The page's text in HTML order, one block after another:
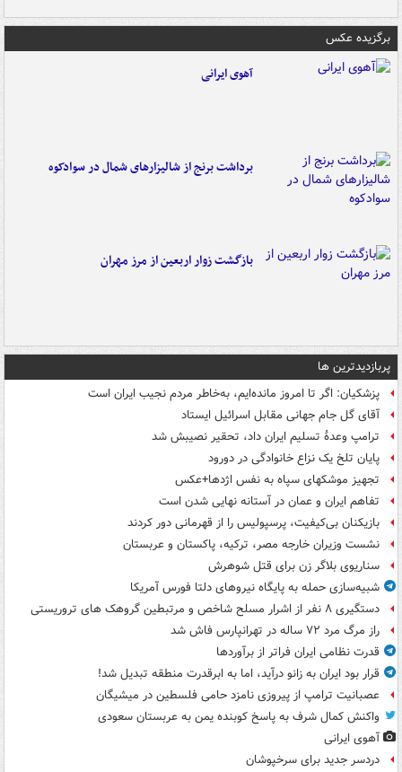
برگزیده عکس
آهوی ایرانی
برداشت برنج از شالیزارهای شمال در سوادکوه
بازگشت زوار اربعین از مرز مهران
پربازدیدترین ها
پزشکیان: اگر تا امروز مانده‌ایم، به‌خاطر مردم نجیب ایران است
آقای گل جام جهانی مقابل اسرائیل ایستاد
ترامپ وعدۀ تسلیم ایران داد، تحقیر نصیبش شد
پایان تلخ یک نزاع خانوادگی در دورود
تجهیز موشکهای سپاه به نفس اژدها+عکس
تفاهم ایران و عمان در آستانه نهایی شدن است
بازیکنان بی‌کیفیت، پرسپولیس را از قهرمانی دور کردند
نشست وزیران خارجه مصر، ترکیه، پاکستان و عربستان
سناریوی بلاگر زن برای قتل شوهرش
شبیه‌سازی حمله به پایگاه نیروهای دلتا فورس آمریکا
دستگیری ۸ نفر از اشرار مسلح شاخص و مرتبطین گروهک های تروریستی
راز مرگ مرد ۷۲ ساله در تهرانپارس فاش شد
قدرت نظامی ایران فراتر از برآوردها
قرار بود ایران به زانو درآید، اما به ابرقدرت منطقه تبدیل شد!
عصبانیت ترامپ از پیروزی نامزد حامی فلسطین در میشیگان
واکنش کمال شرف به پاسخ کوبنده یمن به عربستان سعودی
آهوی ایرانی
دردسر جدید برای سرخپوشان